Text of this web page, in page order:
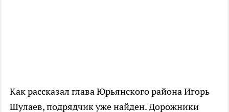
Как рассказал глава Юрьянского района Игорь
Шулаев, подрядчик уже найден. Дорожники